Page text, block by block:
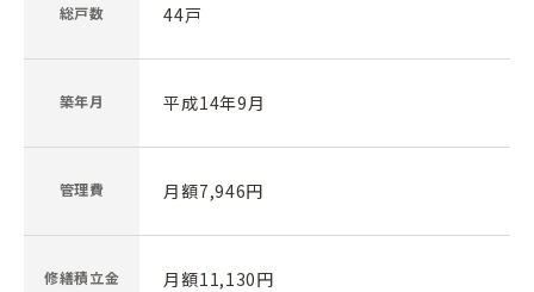
総戸数 44戸
築年月 平成14年9月
管理費 月額7,946円
修繕積立金 月額11,130円